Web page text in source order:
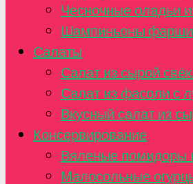
Чесночные оладьи
Шампиньоны
Салаты
Салат из сырой
Салат из фасоли с
Вкусный салат из
Консервирование
Вяленые помидоры
Малосольные